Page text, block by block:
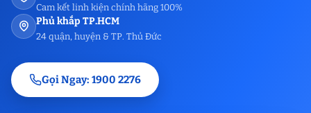
Cam kết linh kiện chính hãng 100%
Phủ khắp TP.HCM
24 quận, huyện & TP. Thủ Đức
Gọi Ngay: 1900 2276